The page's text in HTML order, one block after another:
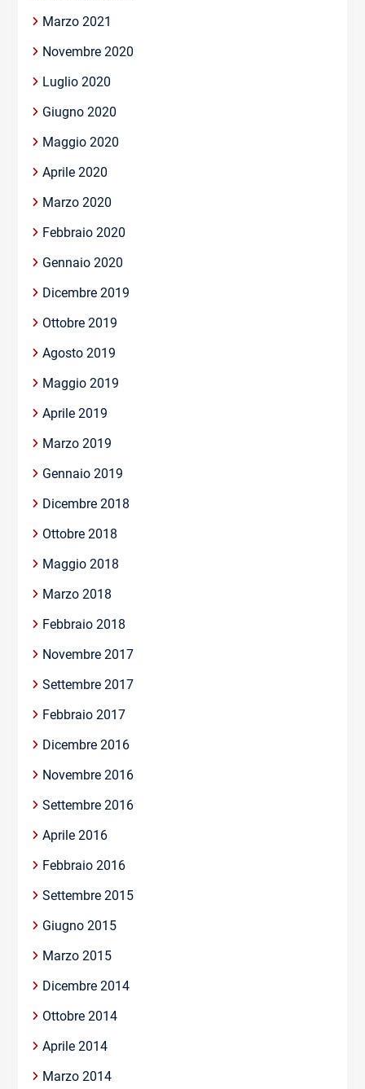
Marzo 2021
Novembre 2020
Luglio 2020
Giugno 2020
Maggio 2020
Aprile 2020
Marzo 2020
Febbraio 2020
Gennaio 2020
Dicembre 2019
Ottobre 2019
Agosto 2019
Maggio 2019
Aprile 2019
Marzo 2019
Gennaio 2019
Dicembre 2018
Ottobre 2018
Maggio 2018
Marzo 2018
Febbraio 2018
Novembre 2017
Settembre 2017
Febbraio 2017
Dicembre 2016
Novembre 2016
Settembre 2016
Aprile 2016
Febbraio 2016
Settembre 2015
Giugno 2015
Marzo 2015
Dicembre 2014
Ottobre 2014
Aprile 2014
Marzo 2014